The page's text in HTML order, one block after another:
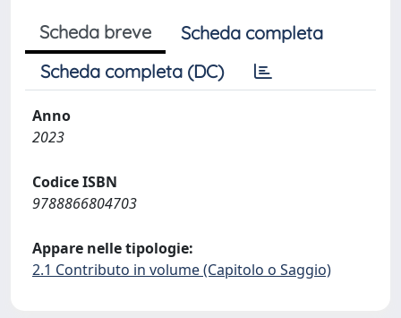
Scheda breve
Scheda completa
Scheda completa (DC)
Anno
2023
Codice ISBN
9788866804703
Appare nelle tipologie:
2.1 Contributo in volume (Capitolo o Saggio)